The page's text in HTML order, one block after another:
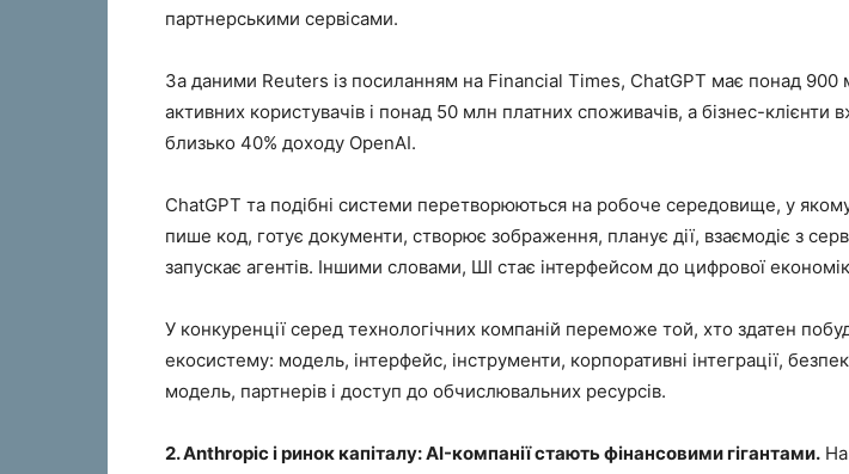
партнерськими сервісами.
За даними Reuters із посиланням на Financial Times, ChatGPT має понад
активних користувачів і понад 50 млн платних споживачів, а бізнес-клієнти
близько 40% доходу OpenAI.
ChatGPT та подібні системи перетворюються на робоче середовище, у
пише код, готує документи, створює зображення, планує дії, взаємодіє з
запускає агентів. Іншими словами, ШІ стає інтерфейсом до цифрової
У конкуренції серед технологічних компаній переможе той, хто здатен
екосистему: модель, інтерфейс, інструменти, корпоративні інтеграції,
модель, партнерів і доступ до обчислювальних ресурсів.
2. Anthropic і ринок капіталу: AI-компанії стають фінансовими гігантами.